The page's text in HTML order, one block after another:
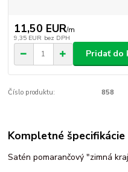
11,50 EUR/m
9,35 EUR bez DPH
Pridať do
Číslo produktu: 858
Kompletné špecifikácie
Satén pomarančový "zimná